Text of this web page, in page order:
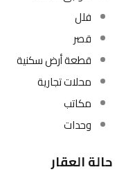
فلل
قصر
قطعة أرض سكنية
محلات تجارية
مكاتب
وحدات
حالة العقار